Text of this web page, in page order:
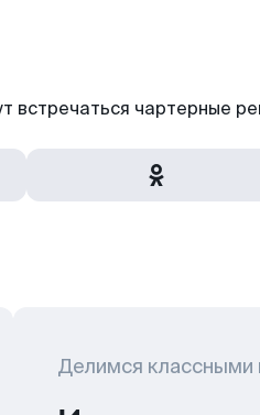
встречаться чартерные
Делимся классными